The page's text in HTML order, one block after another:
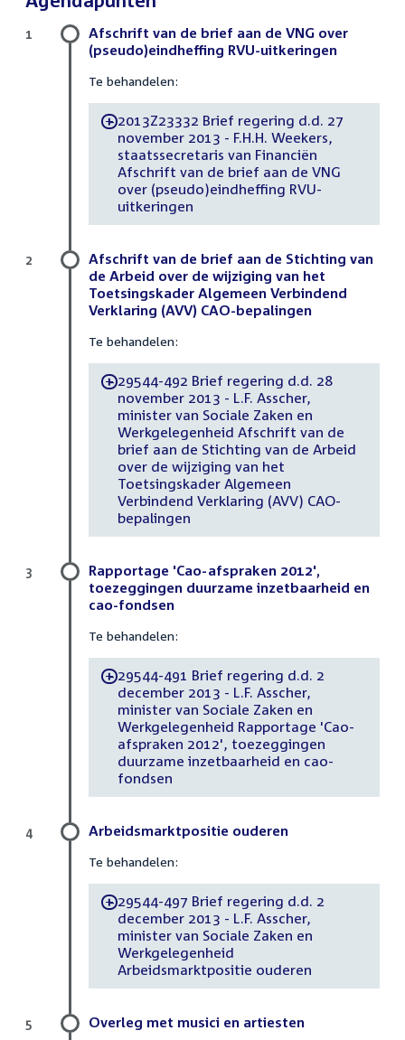
Afschrift van de brief aan de VNG over
(pseudo)eindheffing RVU-uitkeringen
Te behandelen:
-2013Z23332 Brief regering d.d. 27
november 2013 - F.H.H. Weekers,
staatssecretaris van Financiën
Afschrift van de brief aan de VNG
over (pseudo)eindheffing RVU-
uitkeringen
1
Afschrift van de brief aan de Stichting van
de Arbeid over de wijziging van het
Toetsingskader Algemeen Verbindend
Verklaring (AVV) CAO-bepalingen
Te behandelen:
-29544-492 Brief regering d.d. 28
november 2013 - L.F. Asscher,
minister van Sociale Zaken en
Werkgelegenheid Afschrift van de
brief aan de Stichting van de Arbeid
over de wijziging van het
Toetsingskader Algemeen
Verbindend Verklaring (AVV) CAO-
bepalingen
2
Rapportage 'Cao-afspraken 2012',
toezeggingen duurzame inzetbaarheid en
cao-fondsen
Te behandelen:
-29544-491 Brief regering d.d. 2
december 2013 - L.F. Asscher,
minister van Sociale Zaken en
Werkgelegenheid Rapportage 'Cao-
afspraken 2012', toezeggingen
duurzame inzetbaarheid en cao-
fondsen
3
Arbeidsmarktpositie ouderen
Te behandelen:
-29544-497 Brief regering d.d. 2
december 2013 - L.F. Asscher,
minister van Sociale Zaken en
Werkgelegenheid
Arbeidsmarktpositie ouderen
4
Overleg met musici en artiesten
5